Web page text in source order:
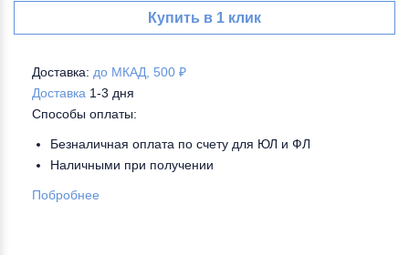
Купить в 1 клик
Доставка: до МКАД, 500 ₽
Доставка 1-3 дня
Способы оплаты:
Безналичная оплата по счету для ЮЛ и ФЛ
Наличными при получении
Побробнее